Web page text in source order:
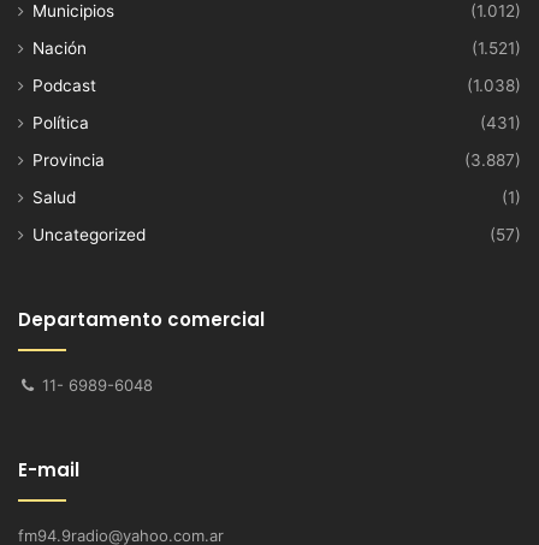
Municipios
(1.012)
Nación
(1.521)
Podcast
(1.038)
Política
(431)
Provincia
(3.887)
Salud
(1)
Uncategorized
(57)
Departamento comercial
11- 6989-6048
E-mail
fm94.9radio@yahoo.com.ar